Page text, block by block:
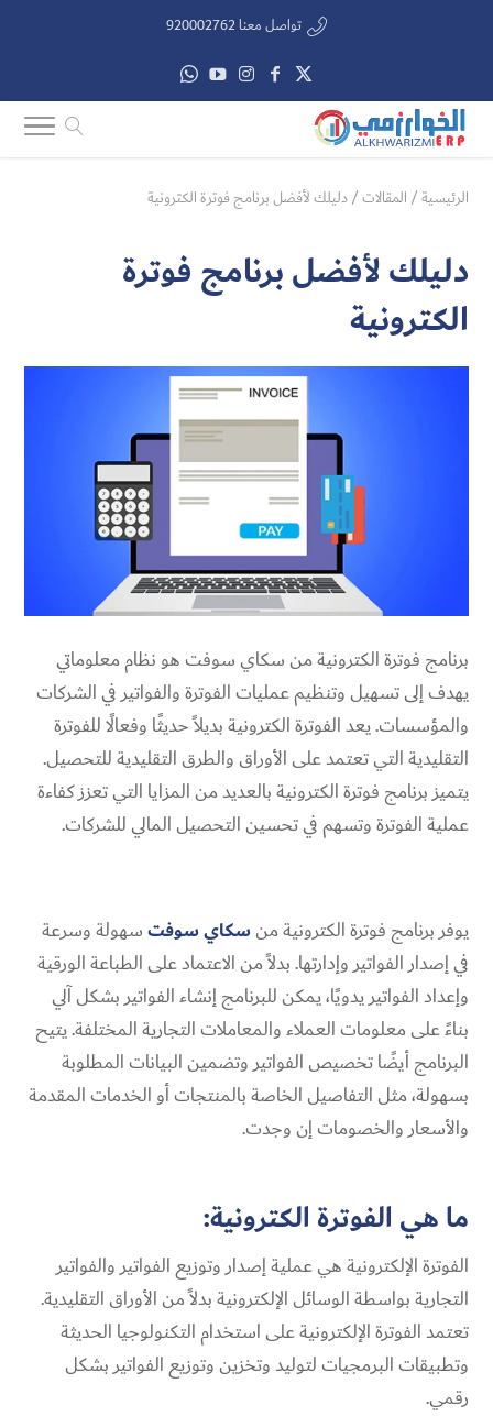
تواصل معنا 920002762
الرئيسية/ المقالات/دليلك لأفضل برنامج فوترة الكترونية
دليلك لأفضل برنامج فوترة
الكترونية
برنامج فوترة الكترونية من سكاي سوفت هو نظام معلوماتي
يهدف إلى تسهيل وتنظيم عمليات الفوترة والفواتير في الشركات
والمؤسسات. يعد الفوترة الكترونية بديلاً حديثًا وفعالًا للفوترة
التقليدية التي تعتمد على الأوراق والطرق التقليدية للتحصيل.
يتميز برنامج فوترة الكترونية بالعديد من المزايا التي تعزز كفاءة
عملية الفوترة وتسهم في تحسين التحصيل المالي للشركات.
يوفر برنامج فوترة الكترونية منسكاي سوفتسهولة وسرعة
في إصدار الفواتير وإدارتها. بدلاً من الاعتماد على الطباعة الورقية
وإعداد الفواتير يدويًا، يمكن للبرنامج إنشاء الفواتير بشكل آلي
بناءً على معلومات العملاء والمعاملات التجارية المختلفة. يتيح
البرنامج أيضًا تخصيص الفواتير وتضمين البيانات المطلوبة
بسهولة، مثل التفاصيل الخاصة بالمنتجات أو الخدمات المقدمة
والأسعار والخصومات إن وجدت.
ما هي الفوترة الكترونية:
الفوترة الإلكترونية هي عملية إصدار وتوزيع الفواتير والفواتير
التجارية بواسطة الوسائل الإلكترونية بدلاً من الأوراق التقليدية.
تعتمد الفوترة الإلكترونية على استخدام التكنولوجيا الحديثة
وتطبيقات البرمجيات لتوليد وتخزين وتوزيع الفواتير بشكل
رقمي.